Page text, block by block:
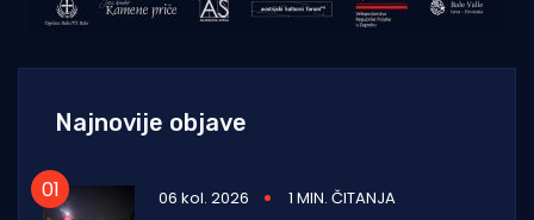
Najnovije objave
06 kol. 2026
1 MIN. ČITANJA